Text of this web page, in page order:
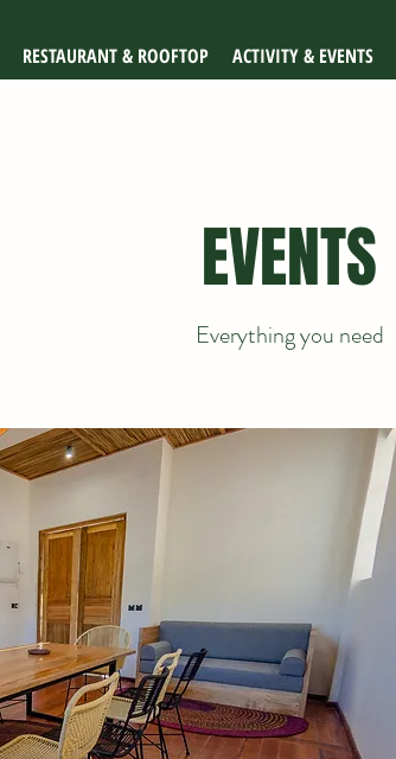
RESTAURANT & ROOFTOP ACTIVITY & EVENTS
EVENTS
Everything you need